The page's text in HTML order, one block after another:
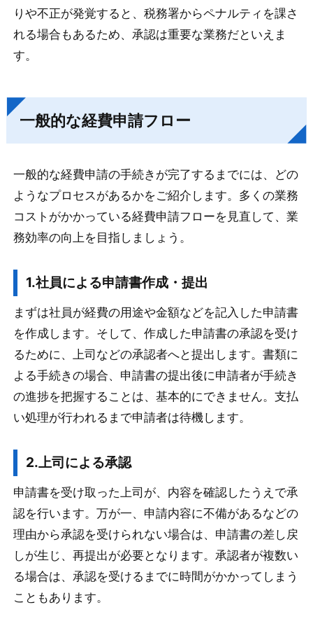
りや不正が発覚すると、税務署からペナルティを課さ
れる場合もあるため、承認は重要な業務だといえま
す。
一般的な経費申請フロー
一般的な経費申請の手続きが完了するまでには、どの
ようなプロセスがあるかをご紹介します。多くの業務
コストがかかっている経費申請フローを見直して、業
務効率の向上を目指しましょう。
1.社員による申請書作成・提出
まずは社員が経費の用途や金額などを記入した申請書
を作成します。そして、作成した申請書の承認を受け
るために、上司などの承認者へと提出します。書類に
よる手続きの場合、申請書の提出後に申請者が手続き
の進捗を把握することは、基本的にできません。支払
い処理が行われるまで申請者は待機します。
2.上司による承認
申請書を受け取った上司が、内容を確認したうえで承
認を行います。万が一、申請内容に不備があるなどの
理由から承認を受けられない場合は、申請書の差し戻
しが生じ、再提出が必要となります。承認者が複数い
る場合は、承認を受けるまでに時間がかかってしまう
こともあります。